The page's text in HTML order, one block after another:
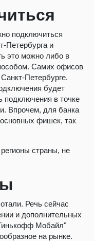
подключиться
Петербурга и
это можно либо в
Самих офисов
Петербурге.
будет
подключения в точке
Впрочем, для банка
фишек, так
страны, не
Речь сейчас
и дополнительных
Мобайл"
на рынке.